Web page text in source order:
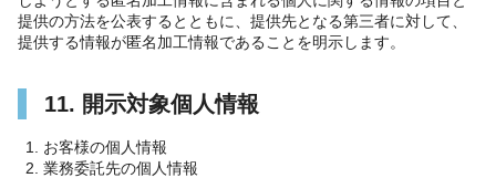
提供の方法を公表するとともに、提供先となる第三者に対して、
提供する情報が匿名加工情報であることを明示します。
11. 開示対象個人情報
お客様の個人情報
業務委託先の個人情報